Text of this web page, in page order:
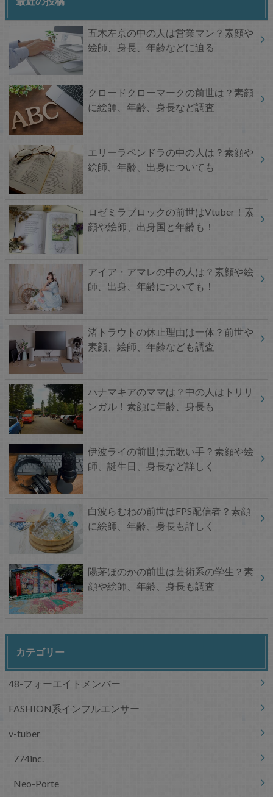
五木左京の中の人は営業マン？素顔や
絵師、身長、年齢などに迫る
クロードクローマークの前世は？素顔
に絵師、年齢、身長など調査
エリーラペンドラの中の人は？素顔や
絵師、年齢、出身についても
ロゼミラブロックの前世はVtuber！素
顔や絵師、出身国と年齢も！
アイア・アマレの中の人は？素顔や絵
師、出身、年齢についても！
渚トラウトの休止理由は一体？前世や
素顔、絵師、年齢なども調査
ハナマキアのママは？中の人はトリリ
ンガル！素顔に年齢、身長も
伊波ライの前世は元歌い手？素顔や絵
師、誕生日、身長など詳しく
白波らむねの前世はFPS配信者？素顔
に絵師、年齢、身長も詳しく
陽茅ほのかの前世は芸術系の学生？素
顔や絵師、年齢、身長も調査
カテゴリー
48-フォーエイトメンバー
FASHION系インフルエンサー
v-tuber
774inc.
Neo-Porte